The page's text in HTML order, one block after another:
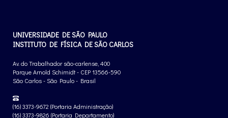
UNIVERSIDADE DE SÃO PAULO
INSTITUTO DE FÍSICA DE SÃO CARLOS
Av. do Trabalhador são-carlense, 400
Parque Arnold Schimidt - CEP 13566-590
São Carlos - São Paulo - Brasil
(16) 3373-9672 (Portaria Administração)
(16) 3373-9826 (Portaria Departamento)